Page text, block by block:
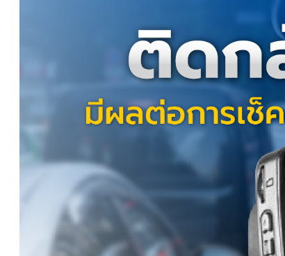
ท่านสามารถอ่านรายละเอียดนโยบายคุ้มครองข้อมูลส่วนบุคคล
และสิทธิของเจ้าของข้อมูลส่วนบุคคลได้ที่เว็บไซต์
คำประกาศ
เกี่ยวกับความเป็นส่วนตัวก่อนให้ความยินยอม ทั้งนี้ ก่อนการ
แสดงเจตนา ข้าพเจ้าได้อ่านรายละเอียดจากเอกสารชี้แจง
ข้อมูล หรือได้รับคำอธิบายจากหน่วยงานถึงวัตถุประสงค์ในการ
เก็บรวบรวม ใช้หรือเปิดเผยข้อมูลส่วนบุคคล (“ประมวลผล
ยินยอมหรือปฏิเสธไม่ให้ความยินยอมในเอกสารนี้ด้วยความ
สมัครใจ ปราศจากการบังคับหรือชักจูง และข้าพเจ้าทราบว่า
ข้าพเจ้าสามารถถอนความยินยอมนี้เสียเมื่อใดก็ได้ เว้นแต่ใน
ประสงค์จะไม่ให้ความยินยอม ข้าพเจ้าเข้าใจและยอมรับว่า การ
ไม่ให้ความยินยอมจะมีผลทำให้ข้าพเจ้า (เช่น ข้าพเจ้าอาจได้รับ
ความสะดวกในการใช้บริการน้อยลง หรือข้าพเจ้าไม่สามารถเข้า
ถึงฟังก์ชันการใช้งานบางอย่างได้ เป็นต้น) และข้าพเจ้าทราบ
ว่าการถอนความยินยอมดังกล่าว ไม่มีผลกระทบต่อการประมวล
ผลข้อมูลส่วนบุคคลที่ได้ดำเนินการเสร็จสิ้นไปแล้วก่อนการถอน
ความยินยอม โดยข้าพเจ้าให้ถือเอาการกดเลือก “ให้ความ
ยินยอม” ในช่องสนทนา เป็นการแสดงเจตนายินยอมของ
ข้าพเจ้าแทนการลงลายมือชื่อเป็นหลักฐาน